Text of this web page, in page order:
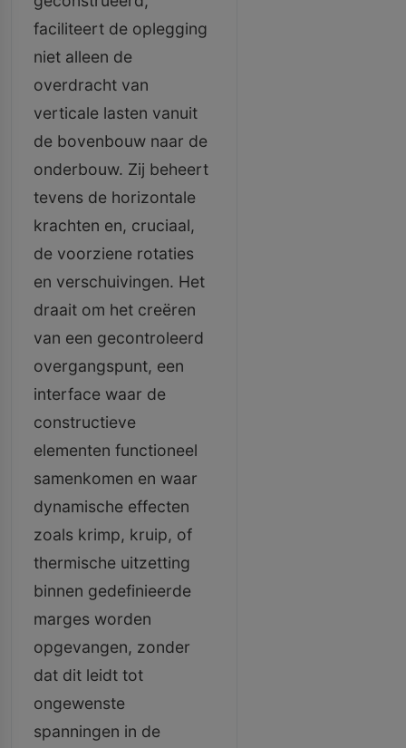
faciliteert de oplegging
niet alleen de
overdracht van
verticale lasten vanuit
de bovenbouw naar de
onderbouw. Zij beheert
tevens de horizontale
krachten en, cruciaal,
de voorziene rotaties
en verschuivingen. Het
draait om het creëren
van een gecontroleerd
overgangspunt, een
interface waar de
constructieve
elementen functioneel
samenkomen en waar
dynamische effecten
zoals krimp, kruip, of
thermische uitzetting
binnen gedefinieerde
marges worden
opgevangen, zonder
dat dit leidt tot
ongewenste
spanningen in de